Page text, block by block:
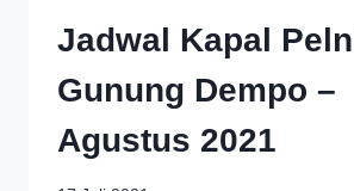
Jadwal Kapal
Gunung Dempo –
Agustus 2021